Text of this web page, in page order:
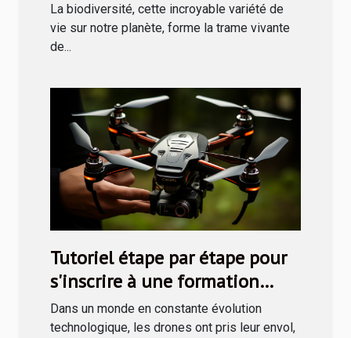
La biodiversité, cette incroyable variété de
vie sur notre planète, forme la trame vivante
de...
Tutoriel étape par étape pour
s'inscrire à une formation
drone via le CPF
Dans un monde en constante évolution
technologique, les drones ont pris leur envol,